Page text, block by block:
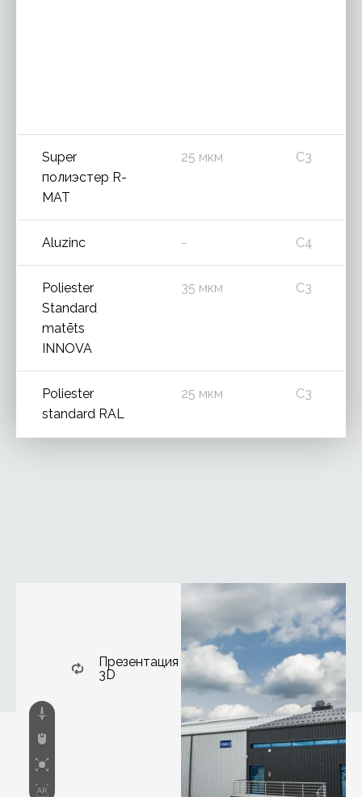
Super
полиэстер R-
MAT
25 мкм C3
Aluzinc - C4
Poliester
Standard
matēts
INNOVA
35 мкм C3
Poliester
standard RAL
25 мкм C3
Презентация
3D